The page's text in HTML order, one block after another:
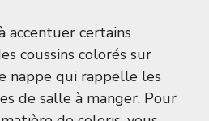
accentuer certains
coussins colorés sur
nappe qui rappelle les
de salle à manger. Pour